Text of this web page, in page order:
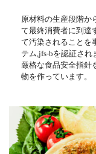
原材料の生産段階か
て最終消費者に到達
て汚染されることを
テム,jfs-bを認証され
厳格な食品安全指針
物を作っています。